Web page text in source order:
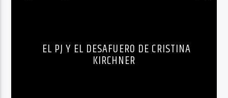
EL PJ Y EL DESAFUERO DE CRISTINA
KIRCHNER